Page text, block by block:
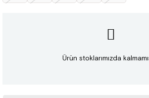
Ürün stoklarımızda